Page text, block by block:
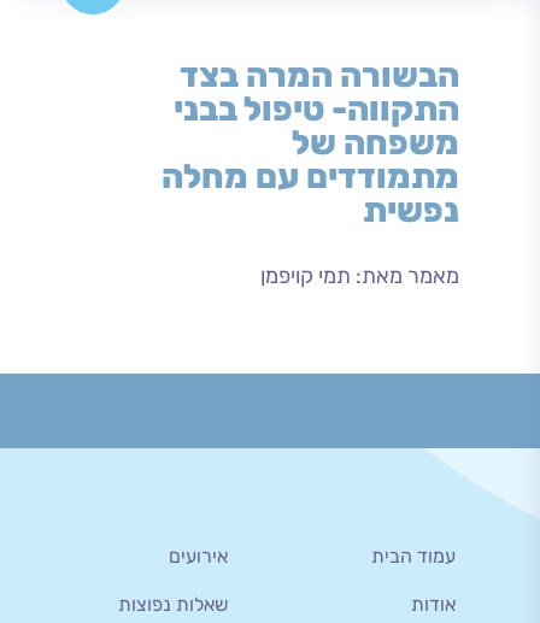
הבשורה המרה בצד
התקווה- טיפול בבני
משפחה של
מתמודדים עם מחלה
נפשית
מאמר מאת: תמי קויפמן
עמוד הבית
אודות
אירועים
שאלות נפוצות